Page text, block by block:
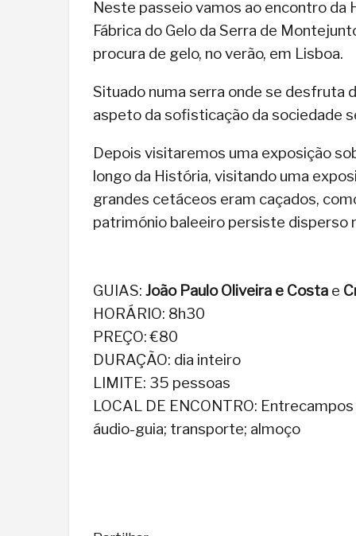
Neste passeio vamos ao encontro da
Fábrica do Gelo da Serra de
procura de gelo, no verão, em Lisboa.
Situado numa serra onde se desfruta
aspeto da sofisticação da sociedade
Depois visitaremos uma exposição
longo da História, visitando uma
grandes cetáceos eram caçados,
património baleeiro persiste disperso
GUIAS: João Paulo Oliveira e Costa e
HORÁRIO: 8h30
PREÇO: €80
DURAÇÃO: dia inteiro
LIMITE: 35 pessoas
LOCAL DE ENCONTRO:
áudio-guia; transporte; almoço